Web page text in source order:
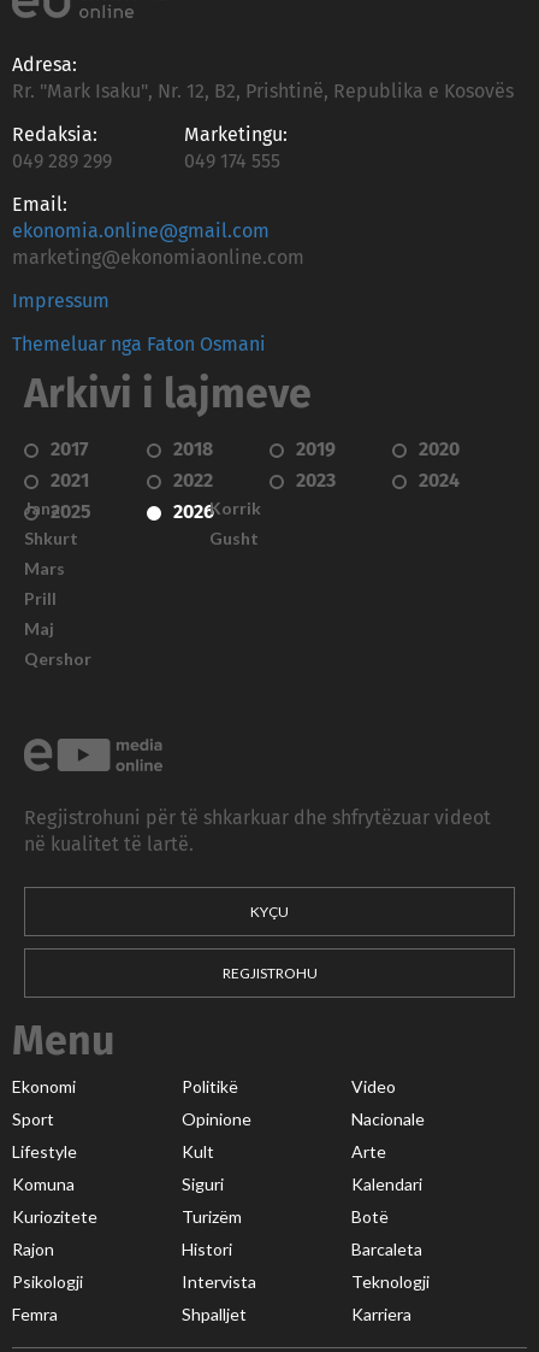
Adresa:
Rr. "Mark Isaku", Nr. 12, B2, Prishtinë, Republika e Kosovës
Redaksia:
049 289 299
Marketingu:
049 174 555
Email:
ekonomia.online@gmail.com
marketing@ekonomiaonline.com
Impressum
Themeluar nga Faton Osmani
Arkivi i lajmeve
2017 2018 2019
2020
2021
2022 2023
2024
2025
2026
Janar
Shkurt
Mars
Prill
Maj
Qershor
Korrik
Gusht
Regjistrohuni për të shkarkuar dhe shfrytëzuar videot
në kualitet të lartë.
KYÇU
REGJISTROHU
Menu
Ekonomi Politikë
Video
Sport
Opinione
Nacionale
Lifestyle
Kult
Arte
Komuna
Siguri
Kalendari
Kuriozitete
Turizëm
Botë
Rajon
Histori
Barcaleta
Psikologji
Intervista
Teknologji
Femra
Shpalljet Karriera